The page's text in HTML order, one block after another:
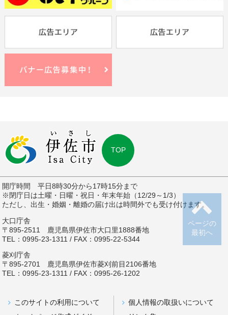
ページの
最初へ
TOP
開庁時間 平日8時30分から17時15分まで
※閉庁日は土曜・日曜・祝日・年末年始（12/29～1/3）
ただし、出生・婚姻・離婚の届け出は時間外でも受け付けます。
大口庁舎
〒895-2511 鹿児島県伊佐市大口里1888番地
TEL：0995-23-1311 / FAX：0995-22-5344
菱刈庁舎
〒895-2701 鹿児島県伊佐市菱刈前目2106番地
TEL：0995-23-1311 / FAX：0995-26-1202
このサイトの利用について
個人情報の取扱いについて